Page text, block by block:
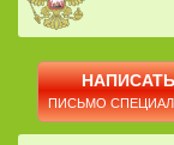
НАПИСАТЬ
ПИСЬМО